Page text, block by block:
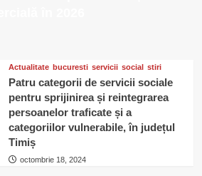
Actualitate bucuresti servicii social stiri
Patru categorii de servicii sociale
pentru sprijinirea și reintegrarea
persoanelor traficate și a
categoriilor vulnerabile, în județul
Timiș
octombrie 18, 2024